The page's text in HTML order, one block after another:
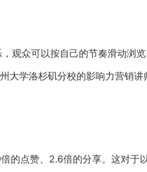
观众可以按自己的节奏滑动浏览
大学洛杉矶分校的影响力营销
的点赞、2.6倍的分享。这对于